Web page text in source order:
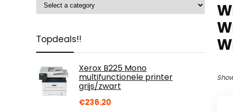
Topdeals!!
Xerox B225 Mono
multifunctionele printer
grijs/zwart
€236.20